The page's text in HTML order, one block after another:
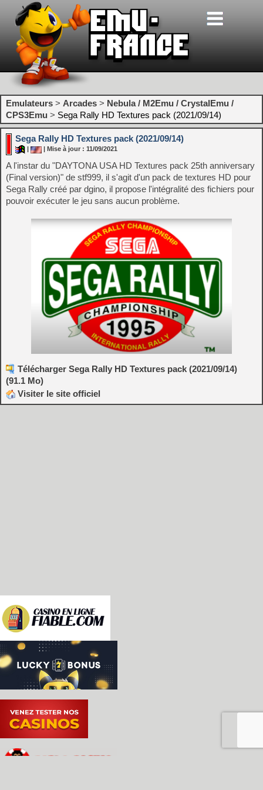
Emulateurs > Arcades > Nebula / M2Emu / CrystalEmu /
CPS3Emu > Sega Rally HD Textures pack (2021/09/14)
Sega Rally HD Textures pack (2021/09/14)
| Mise à jour : 11/09/2021
A l'instar du "DAYTONA USA HD Textures pack 25th anniversary
(Final version)" de stf999, il s'agit d'un pack de textures HD pour
Sega Rally créé par dgino, il propose l'intégralité des fichiers pour
pouvoir exécuter le jeu sans aucun problème.
Télécharger Sega Rally HD Textures pack (2021/09/14)
(91.1 Mo)
Visiter le site officiel